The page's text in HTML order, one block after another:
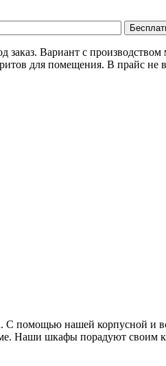
Вариант с
для помещения. В прайс не
помощью нашей корпусной и
Наши шкафы порадуют своим